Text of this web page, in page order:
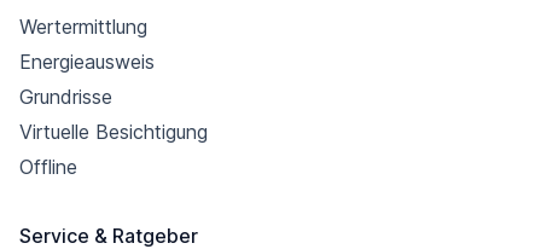
Wertermittlung
Energieausweis
Grundrisse
Virtuelle Besichtigung
Offline
Service & Ratgeber